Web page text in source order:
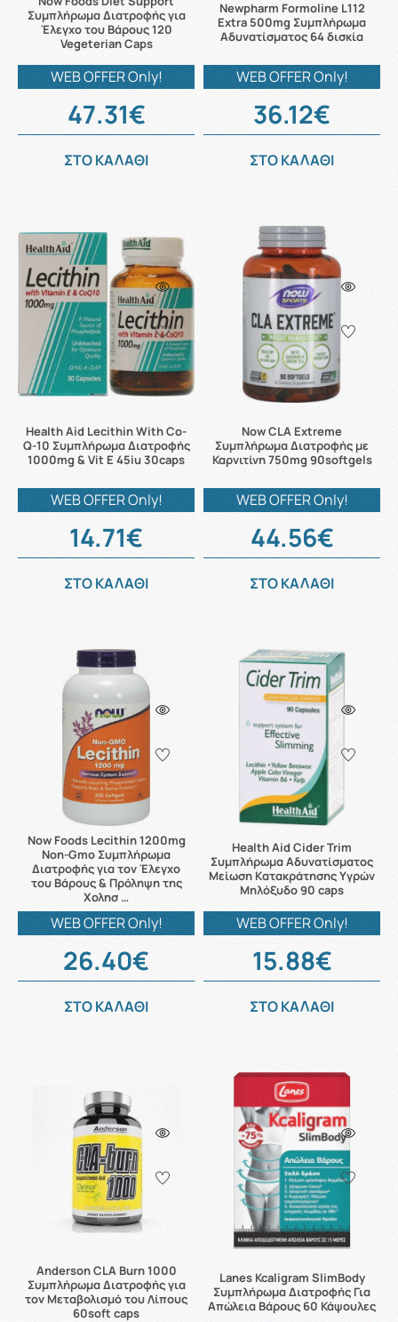
Συμπλήρωμα Διατροφής για
Έλεγχο του Βάρους 120
Vegeterian Caps
WEB OFFER Only!
47.31€
ΣΤΟ ΚΑΛΑΘΙ
Newpharm Formoline L112
Extra 500mg Συμπλήρωμα
Αδυνατίσματος 64 δισκία
WEB OFFER Only!
36.12€
ΣΤΟ ΚΑΛΑΘΙ
Health Aid Lecithin With Co-
Q-10 Συμπλήρωμα Διατροφής
1000mg & Vit E 45iu 30caps
WEB OFFER Only!
14.71€
ΣΤΟ ΚΑΛΑΘΙ
Now CLA Extreme
Συμπλήρωμα Διατροφής με
Καρνιτίνη 750mg 90softgels
WEB OFFER Only!
44.56€
ΣΤΟ ΚΑΛΑΘΙ
Now Foods Lecithin 1200mg
Non-Gmo Συμπλήρωμα
Διατροφής για τον Έλεγχο
του Βάρους & Πρόληψη της
Χολησ …
WEB OFFER Only!
26.40€
ΣΤΟ ΚΑΛΑΘΙ
Health Aid Cider Trim
Συμπλήρωμα Αδυνατίσματος
Mείωση Kατακράτησης Yγρών
Μηλόξυδο 90 caps
WEB OFFER Only!
15.88€
ΣΤΟ ΚΑΛΑΘΙ
Anderson CLA Burn 1000
Συμπλήρωμα Διατροφής για
τον Μεταβολισμό του Λίπους
60soft caps
Lanes Kcaligram SlimBody
Συμπλήρωμα Διατροφής Για
Απώλεια Βάρους 60 Κάψουλες